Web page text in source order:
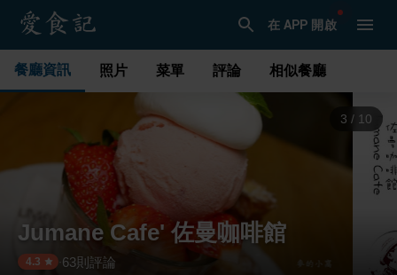
在 APP 開啟
餐廳資訊 照片 菜單 評論 相似餐廳
3 / 10
Jumane Cafe' 佐曼咖啡館
4.3 63則評論